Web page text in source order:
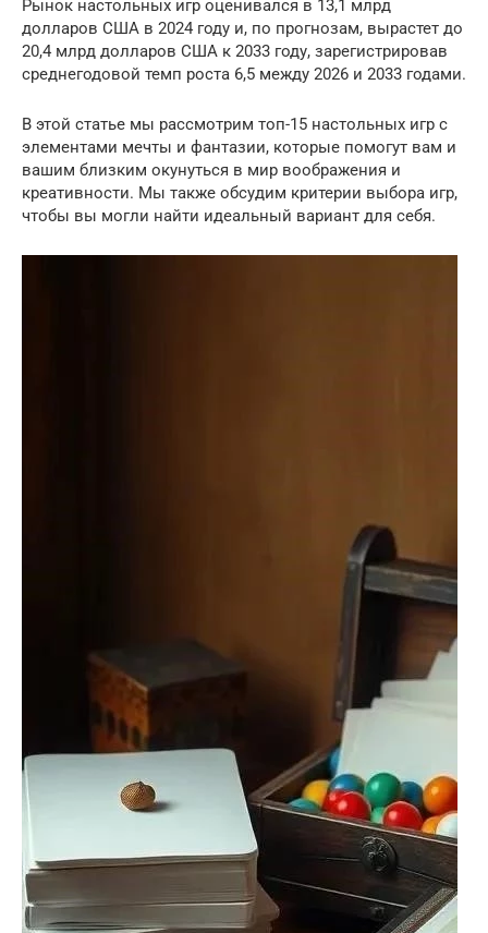
Рынок настольных игр оценивался в 13,1 млрд
долларов США в 2024 году и, по прогнозам, вырастет до
20,4 млрд долларов США к 2033 году, зарегистрировав
среднегодовой темп роста 6,5 между 2026 и 2033 годами.
В этой статье мы рассмотрим топ-15 настольных игр с
элементами мечты и фантазии, которые помогут вам и
вашим близким окунуться в мир воображения и
креативности. Мы также обсудим критерии выбора игр,
чтобы вы могли найти идеальный вариант для себя.